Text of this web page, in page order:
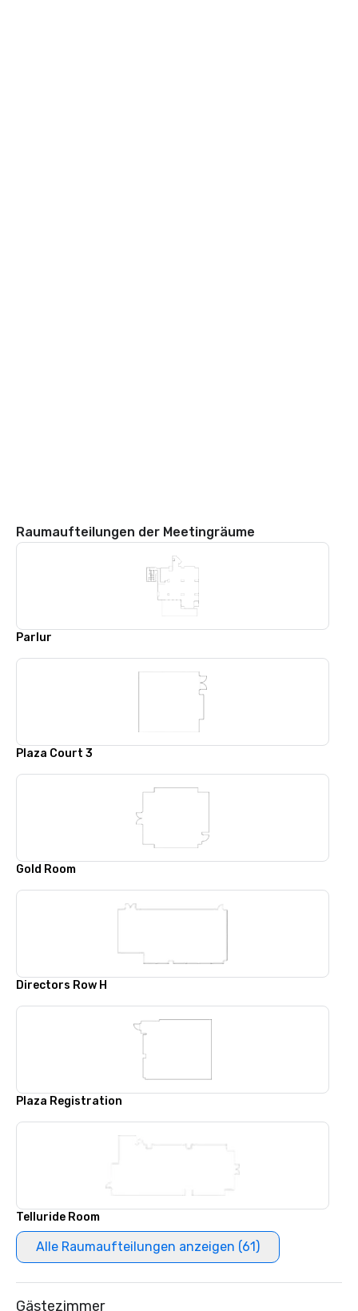
Raumaufteilungen der Meetingräume
Parlur
Plaza Court 3
Gold Room
Directors Row H
Plaza Registration
Telluride Room
Alle Raumaufteilungen anzeigen (61)
Gästezimmer